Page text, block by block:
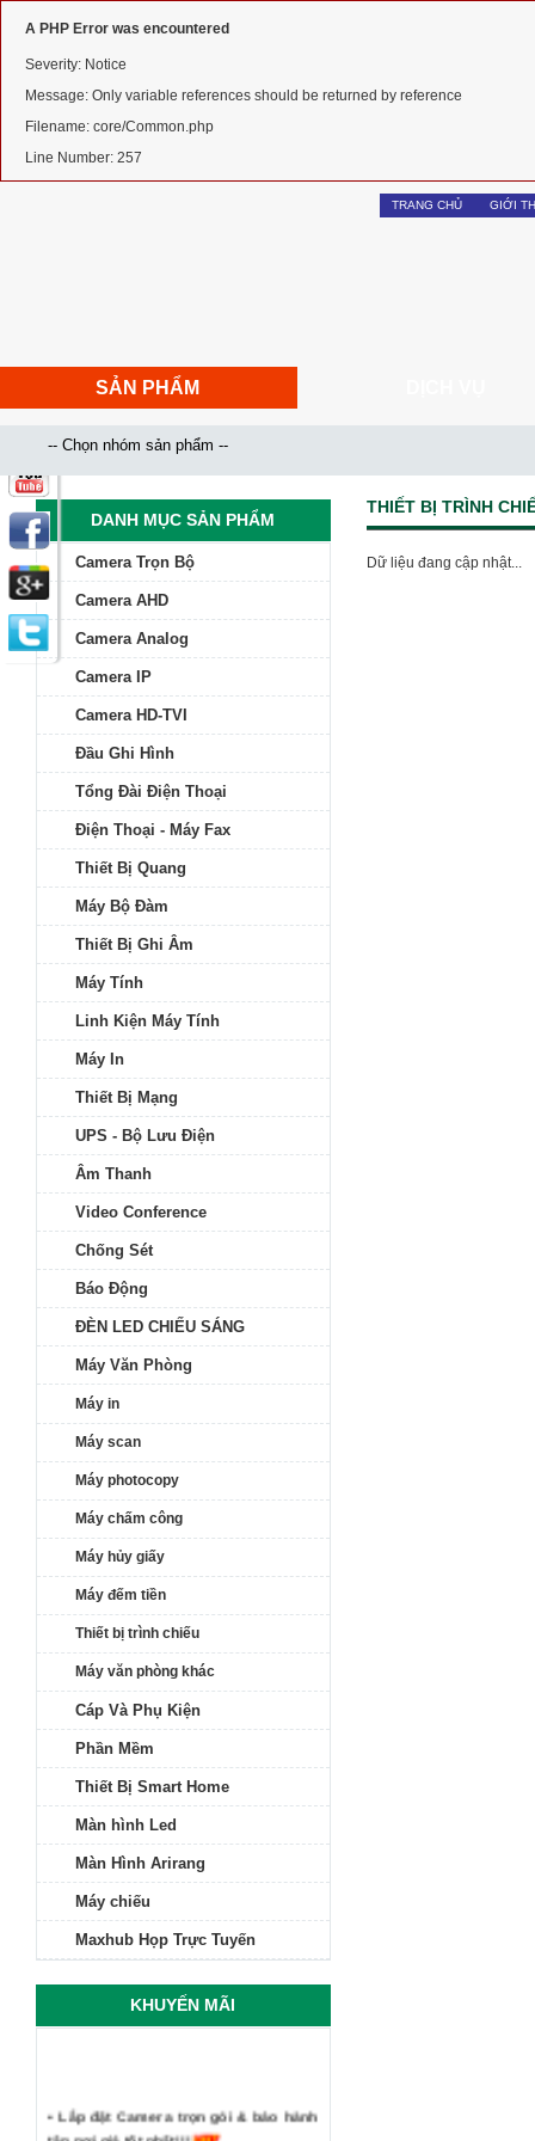
A PHP Error was encountered
Severity: Notice
Message: Only variable references should be returned by reference
Filename: core/Common.php
Line Number: 257
TRANG CHỦ GIỚI
SẢN PHẨM
THIẾT BỊ TRÌNH
Dữ liệu đang cập nhật...
DANH MỤC SẢN PHẨM
Camera Trọn Bộ
Camera AHD
Camera Analog
Camera IP
Camera HD-TVI
Đầu Ghi Hình
Tổng Đài Điện Thoại
Điện Thoại - Máy Fax
Thiết Bị Quang
Máy Bộ Đàm
Thiết Bị Ghi Âm
Máy Tính
Linh Kiện Máy Tính
Máy In
Thiết Bị Mạng
UPS - Bộ Lưu Điện
Âm Thanh
Video Conference
Chống Sét
Báo Động
ĐÈN LED CHIẾU SÁNG
Máy Văn Phòng
Máy in
Máy scan
Máy photocopy
Máy chấm công
Máy hủy giấy
Máy đếm tiền
Thiết bị trình chiếu
Máy văn phòng khác
Cáp Và Phụ Kiện
Phần Mềm
Thiết Bị Smart Home
Màn hình Led
Màn Hình Arirang
Máy chiếu
Maxhub Họp Trực Tuyến
KHUYẾN MÃI
• Lắp đặt Camera trọn gói & bảo hành
tận nơi giá tốt nhất!!!